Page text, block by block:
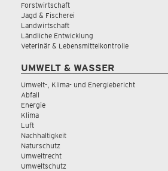
Forstwirtschaft
Jagd & Fischerei
Landwirtschaft
Ländliche Entwicklung
Veterinär & Lebensmittelkontrolle
UMWELT & WASSER
Umwelt-, Klima- und Energiebericht
Abfall
Energie
Klima
Luft
Nachhaltigkeit
Naturschutz
Umweltrecht
Umweltschutz